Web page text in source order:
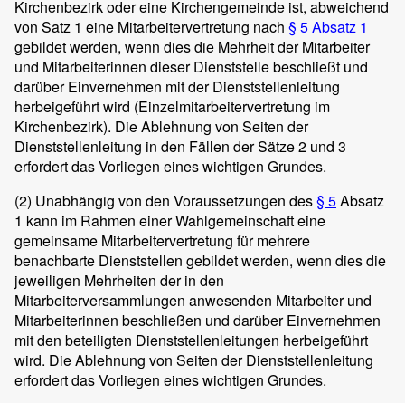
Kirchenbezirk oder eine Kirchengemeinde ist, abweichend
von Satz 1 eine Mitarbeitervertretung nach § 5 Absatz 1
gebildet werden, wenn dies die Mehrheit der Mitarbeiter
und Mitarbeiterinnen dieser Dienststelle beschließt und
darüber Einvernehmen mit der Dienststellenleitung
herbeigeführt wird (Einzelmitarbeitervertretung im
Kirchenbezirk). Die Ablehnung von Seiten der
Dienststellenleitung in den Fällen der Sätze 2 und 3
erfordert das Vorliegen eines wichtigen Grundes.
(2) Unabhängig von den Voraussetzungen des§ 5Absatz
1 kann im Rahmen einer Wahlgemeinschaft eine
gemeinsame Mitarbeitervertretung für mehrere
benachbarte Dienststellen gebildet werden, wenn dies die
jeweiligen Mehrheiten der in den
Mitarbeiterversammlungen anwesenden Mitarbeiter und
Mitarbeiterinnen beschließen und darüber Einvernehmen
mit den beteiligten Dienststellenleitungen herbeigeführt
wird. Die Ablehnung von Seiten der Dienststellenleitung
erfordert das Vorliegen eines wichtigen Grundes.